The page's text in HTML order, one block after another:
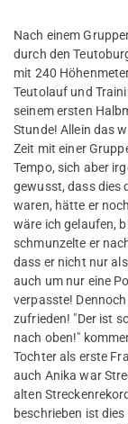
Nach einem
durch den
mit 240
Teutolauf und
seinem ersten
Stunde! Allein das
Zeit mit einer
Tempo, sich aber
gewusst, dass dies
waren, hätte er
wäre ich gelaufen,
schmunzelte er
dass er nicht nur
auch um nur eine
verpasste!
zufrieden! "Der ist
nach oben!"
Tochter als erste
auch Anika war
alten
beschrieben ist
Unser
Facebook
DJMM
Walking
Datenschutz
Schach
Segeln
Tennis
Erwachsene
Fitnessstudio
Service
Mitglied werden
Jobs
FAQ